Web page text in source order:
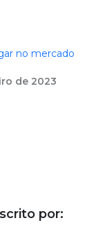
no mercado
de 2023
por: